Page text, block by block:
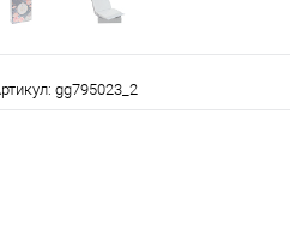
gg795023_2